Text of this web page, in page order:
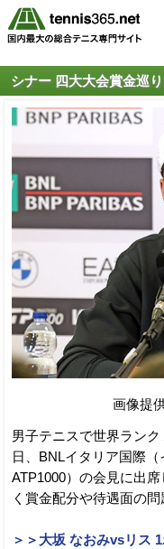
シナー 四大大会賞金巡り
画像提
男子テニスで世界ランク
日、BNLイタリア国際（
ATP1000）の会見に出
く賞金配分や待遇面の問
＞＞大坂 なおみvsリス